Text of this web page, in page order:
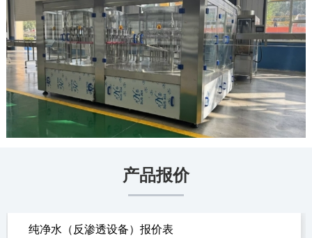
产品报价
纯净水（反渗透设备）报价表